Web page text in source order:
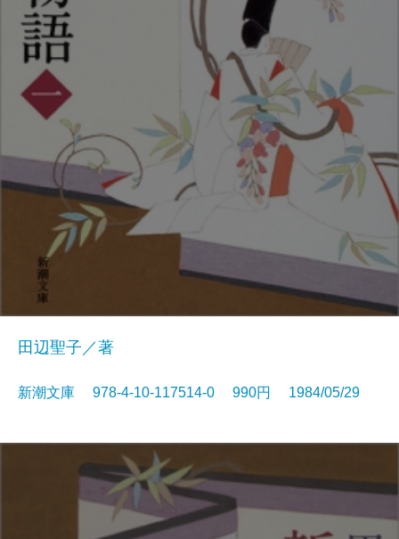
田辺聖子／著
新潮文庫 978-4-10-117514-0 990円 1984/05/29